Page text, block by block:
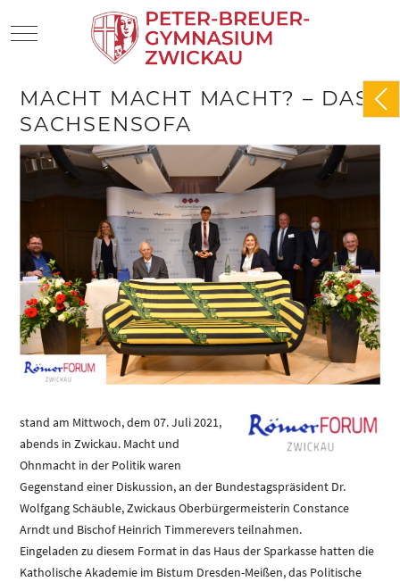
Mobile Menu Toggle
MACHT MACHT MACHT? – DAS
SACHSENSOFA
stand am Mittwoch, dem 07. Juli 2021,
abends in Zwickau. Macht und
Ohnmacht in der Politik waren
Gegenstand einer Diskussion, an der Bundestagspräsident Dr.
Wolfgang Schäuble, Zwickaus Oberbürgermeisterin Constance
Arndt und Bischof Heinrich Timmerevers teilnahmen.
Eingeladen zu diesem Format in das Haus der Sparkasse hatten die
Katholische Akademie im Bistum Dresden-Meißen, das Politische